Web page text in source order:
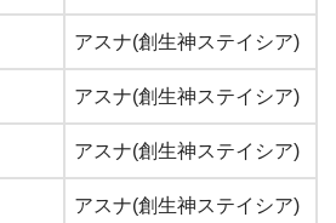
アスナ(創生神ステイシア)
アスナ(創生神ステイシア)
アスナ(創生神ステイシア)
アスナ(創生神ステイシア)